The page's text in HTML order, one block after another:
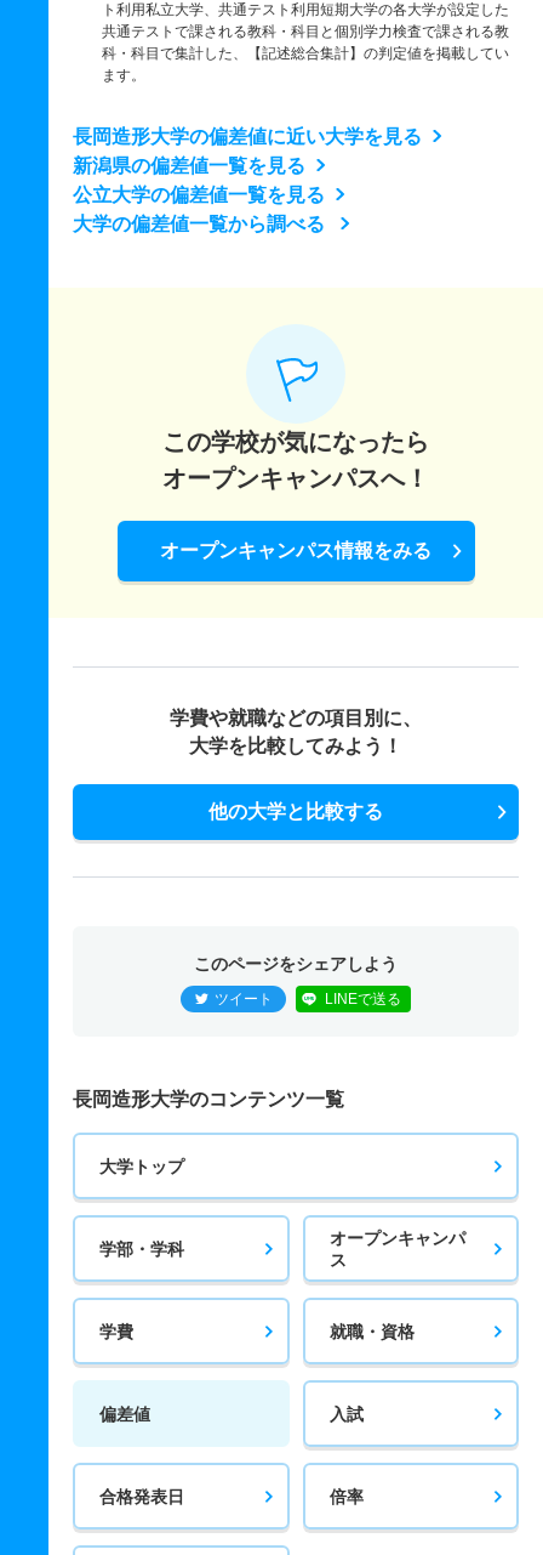
ト利用私立大学、共通テスト利用短期大学の各大学が設定した
共通テストで課される教科・科目と個別学力検査で課される教
科・科目で集計した、【記述総合集計】の判定値を掲載してい
ます。
長岡造形大学の偏差値に近い大学を見る
新潟県の偏差値一覧を見る
公立大学の偏差値一覧を見る
大学の偏差値一覧から調べる
この学校が気になったら
オープンキャンパスへ！
オープンキャンパス情報をみる
学費や就職などの項目別に、
大学を比較してみよう！
他の大学と比較する
このページをシェアしよう
ツイート LINEで送る
長岡造形大学のコンテンツ一覧
大学トップ
学部・学科
オープンキャンパ
ス
学費 就職・資格
偏差値 入試
合格発表日 倍率